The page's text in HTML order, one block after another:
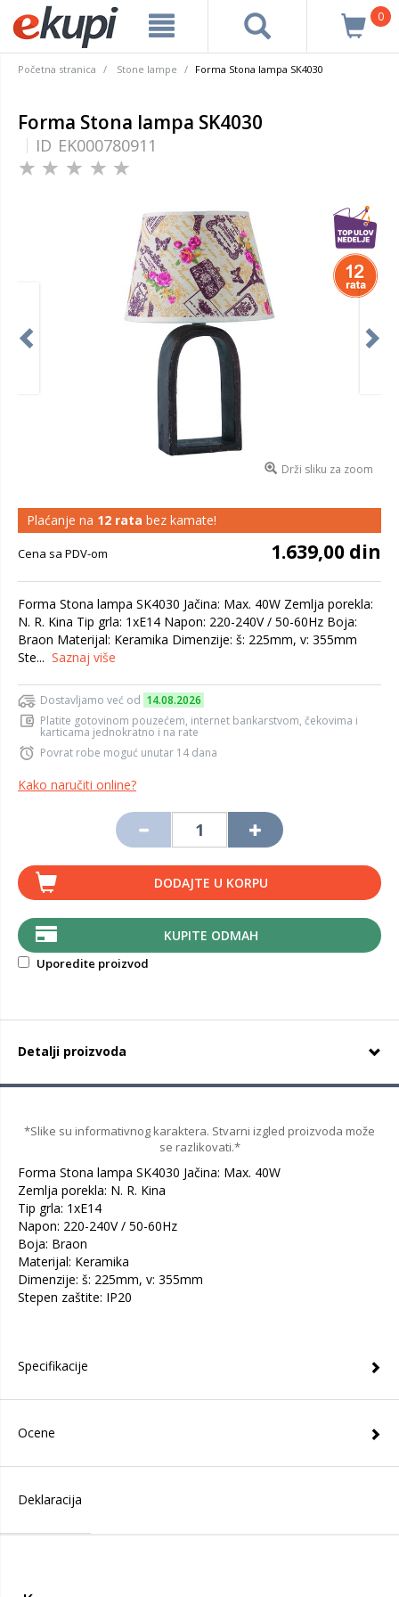
0
Početna stranica Stone lampe Forma Stona lampa SK4030
Forma Stona lampa SK4030
ID EK000780911
Drži sliku za zoom
Plaćanje na 12 rata bez kamate!
Cena sa PDV-om 1.639,00 din
Forma Stona lampa SK4030 Jačina: Max. 40W Zemlja porekla:
N. R. Kina Tip grla: 1xE14 Napon: 220-240V / 50-60Hz Boja:
Braon Materijal: Keramika Dimenzije: š: 225mm, v: 355mm
Ste... Saznaj više
Dostavljamo već od 14.08.2026
Platite gotovinom pouzećem, internet bankarstvom, čekovima i
karticama jednokratno i na rate
Povrat robe moguć unutar 14 dana
Kako naručiti online?
DODAJTE U KORPU
KUPITE ODMAH
Uporedite proizvod
Detalji proizvoda
*Slike su informativnog karaktera. Stvarni izgled proizvoda može
se razlikovati.*
Forma Stona lampa SK4030 Jačina: Max. 40W
Zemlja porekla: N. R. Kina
Tip grla: 1xE14
Napon: 220-240V / 50-60Hz
Boja: Braon
Materijal: Keramika
Dimenzije: š: 225mm, v: 355mm
Stepen zaštite: IP20
Specifikacije
Ocene
Deklaracija